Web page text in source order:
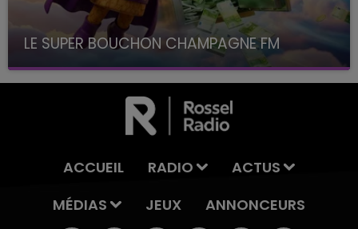
LE SUPER BOUCHON CHAMPAGNE FM
avec La Famille Champagne FM, à 8H10
ACCUEIL RADIO
ACTUS
MÉDIAS
JEUX ANNONCEURS